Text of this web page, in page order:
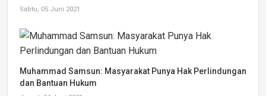
Sabtu, 05 Juni 2021
Muhammad Samsun: Masyarakat Punya Hak Perlindungan
dan Bantuan Hukum